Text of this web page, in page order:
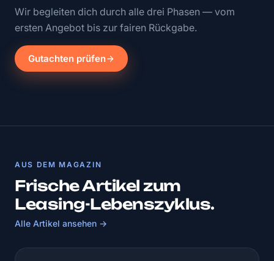
Wir begleiten dich durch alle drei Phasen — vom
ersten Angebot bis zur fairen Rückgabe.
Gutachten prüfen
AUS DEM MAGAZIN
Frische Artikel zum
Leasing-Lebenszyklus.
Alle Artikel ansehen →